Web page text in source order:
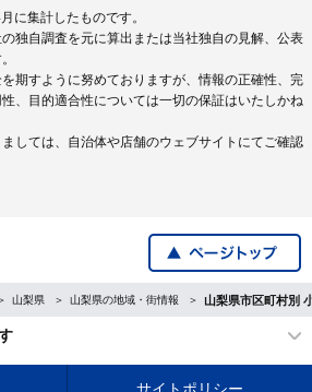
に集計したものです。
独自調査を元に算出または当社独自の見解、公表
期すように努めておりますが、情報の正確性、完
、目的適合性については一切の保証はいたしかね
しては、自治体や店舗のウェブサイトにてご確認
山梨県 山梨県の地域・街情報 山梨県市区町村別